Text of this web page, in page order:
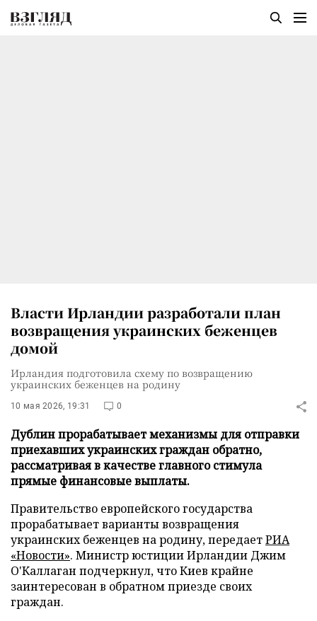
Власти Ирландии разработали план
возвращения украинских беженцев
домой
Ирландия подготовила схему по возвращению
украинских беженцев на родину
10 мая 2026, 19:31 0
Дублин прорабатывает механизмы для отправки
приехавших украинских граждан обратно,
рассматривая в качестве главного стимула
прямые финансовые выплаты.
Правительство европейского государства
прорабатывает варианты возвращения
украинских беженцев на родину, передаетРИА
«Новости». Министр юстиции Ирландии Джим
О'Каллаган подчеркнул, что Киев крайне
заинтересован в обратном приезде своих
граждан.